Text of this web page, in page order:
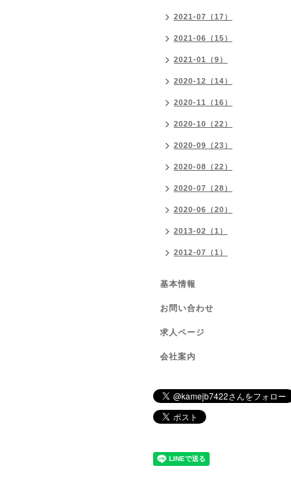
2021-07（17）
2021-06（15）
2021-01（9）
2020-12（14）
2020-11（16）
2020-10（22）
2020-09（23）
2020-08（22）
2020-07（28）
2020-06（20）
2013-02（1）
2012-07（1）
基本情報
お問い合わせ
求人ページ
会社案内